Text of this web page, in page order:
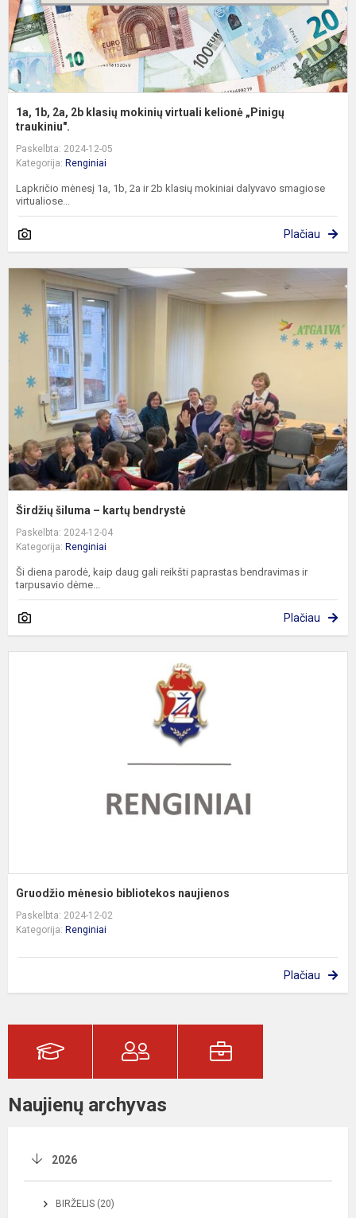
1a, 1b, 2a, 2b klasių mokinių virtuali kelionė „Pinigų
traukiniu".
Paskelbta: 2024-12-05
Kategorija: Renginiai
Lapkričio mėnesį 1a, 1b, 2a ir 2b klasių mokiniai dalyvavo smagiose
virtualiose...
Plačiau
Širdžių šiluma – kartų bendrystė
Paskelbta: 2024-12-04
Kategorija: Renginiai
Ši diena parodė, kaip daug gali reikšti paprastas bendravimas ir
tarpusavio dėme...
Plačiau
Gruodžio mėnesio bibliotekos naujienos
Paskelbta: 2024-12-02
Kategorija: Renginiai
Plačiau
Naujienų archyvas
2026
BIRŽELIS (20)